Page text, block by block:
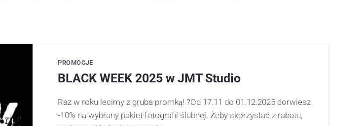
PROMOCJE
BLACK WEEK 2025 w JMT Studio
Raz w roku lecimy z gruba promką! ?Od 17.11 do 01.12.2025 dorwiesz
-10% na wybrany pakiet fotografii ślubnej. Żeby skorzystać z rabatu,